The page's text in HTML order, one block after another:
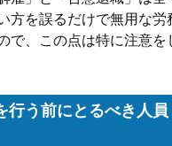
方を誤るだけで無用な労
で、この点は特に注意を
行う前にとるべき人